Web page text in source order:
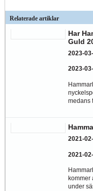
Relaterade artiklar
Har
Guld
2023-
2023-
medans
2021-
2021-
kommer
under